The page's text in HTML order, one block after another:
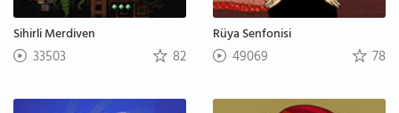
Sihirli Merdiven
33503 82
Rüya Senfonisi
49069 78